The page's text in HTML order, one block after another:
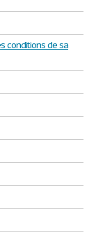
conditions de sa